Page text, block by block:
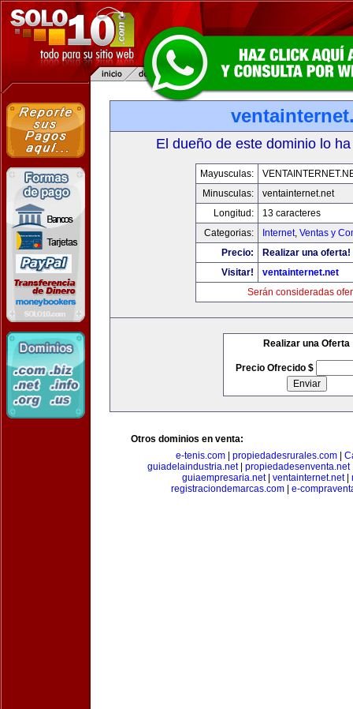
El dueño de este dominio lo
Mayusculas:
Minusculas:
ventainternet.net
Longitud:
13 caracteres
Categorias:
Internet, Ventas y
Precio:
Realizar una oferta!
Visitar!
ventainternet.net
Serán consideradas
Realizar una Oferta
Precio Ofrecido $
Otros dominios en venta:
e-tenis.com
propiedadesrurales.com
guiadelaindustria.net propiedadesenventa.net
guiaempresaria.net| ventainternet.net|
registraciondemarcas.com
e-